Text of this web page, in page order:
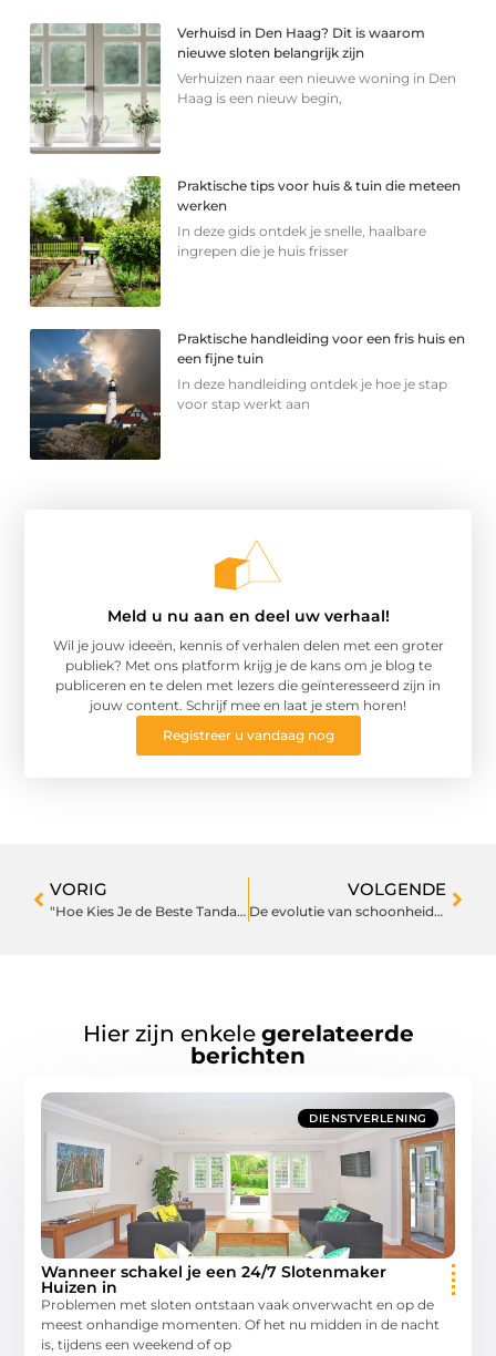
Verhuisd in Den Haag? Dit is waarom
nieuwe sloten belangrijk zijn
Verhuizen naar een nieuwe woning in Den
Haag is een nieuw begin,
Praktische tips voor huis & tuin die meteen
werken
In deze gids ontdek je snelle, haalbare
ingrepen die je huis frisser
Praktische handleiding voor een fris huis en
een fijne tuin
In deze handleiding ontdek je hoe je stap
voor stap werkt aan
Meld u nu aan en deel uw verhaal!
Wil je jouw ideeën, kennis of verhalen delen met een groter
publiek? Met ons platform krijg je de kans om je blog te
publiceren en te delen met lezers die geïnteresseerd zijn in
jouw content. Schrijf mee en laat je stem horen!
Registreer u vandaag nog
VORIG
"Hoe Kies Je de Beste Tandarts in Schiedam voor Jouw Gezin: Een Gids"
VOLGENDE
De evolutie van schoonheidsbehandelingen in Waalwijk
Hier zijn enkele gerelateerde
berichten
DIENSTVERLENING
Wanneer schakel je een 24/7 Slotenmaker
Huizen in
Problemen met sloten ontstaan vaak onverwacht en op de
meest onhandige momenten. Of het nu midden in de nacht
is, tijdens een weekend of op